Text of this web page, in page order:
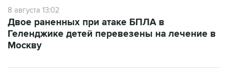
8 августа 13:02
Двое раненных при атаке БПЛА в
Геленджике детей перевезены на лечение в
Москву